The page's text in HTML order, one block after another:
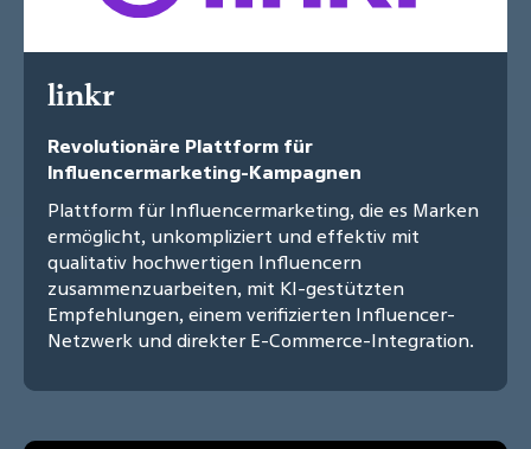
linkr
Revolutionäre Plattform für
Influencermarketing-Kampagnen
Plattform für Influencermarketing, die es Marken
ermöglicht, unkompliziert und effektiv mit
qualitativ hochwertigen Influencern
zusammenzuarbeiten, mit KI-gestützten
Empfehlungen, einem verifizierten Influencer-
Netzwerk und direkter E-Commerce-Integration.